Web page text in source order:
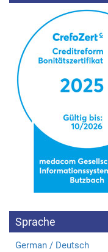
Sprache
German / Deutsch